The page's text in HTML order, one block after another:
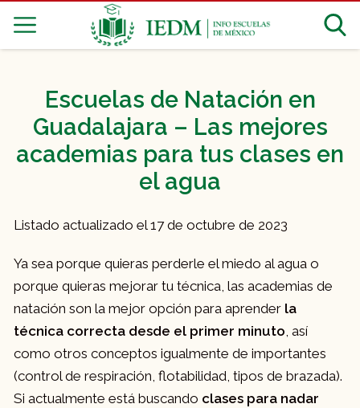
Escuelas de Natación en
Guadalajara – Las mejores
academias para tus clases en
el agua
Listado actualizado el 17 de octubre de 2023
Ya sea porque quieras perderle el miedo al agua o
porque quieras mejorar tu técnica, las academias de
natación son la mejor opción para aprender la
técnica correcta desde el primer minuto, así
como otros conceptos igualmente de importantes
(control de respiración, flotabilidad, tipos de brazada).
Si actualmente está buscando clases para nadar